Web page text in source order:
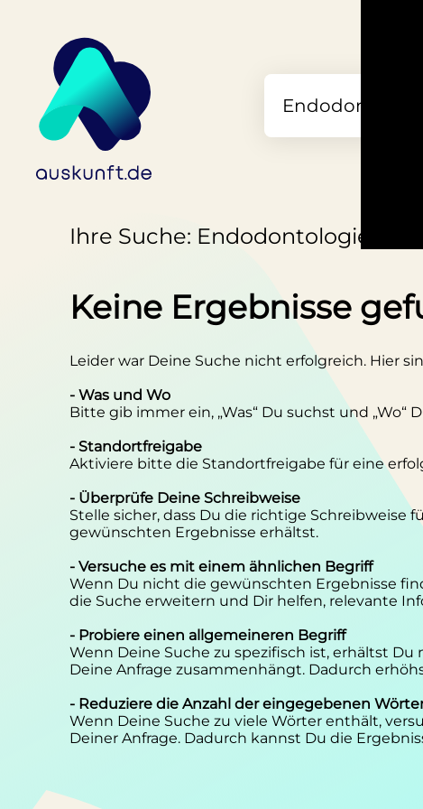
Ihre Suche: Endodontologie in
Keine Ergebnisse
Leider war Deine Suche nicht erfolgreich. Hier
- Was und Wo
Bitte gib immer ein, „Was“ Du suchst und „Wo“
- Standortfreigabe
Aktiviere bitte die Standortfreigabe für eine
- Überprüfe Deine Schreibweise
Stelle sicher, dass Du die richtige Schreibweise
gewünschten Ergebnisse erhältst.
- Versuche es mit einem ähnlichen Begriff
Wenn Du nicht die gewünschten Ergebnisse
die Suche erweitern und Dir helfen, relevante
- Probiere einen allgemeineren Begriff
Wenn Deine Suche zu spezifisch ist, erhältst
Deine Anfrage zusammenhängt. Dadurch
- Reduziere die Anzahl der eingegebenen
Wenn Deine Suche zu viele Wörter enthält,
Deiner Anfrage. Dadurch kannst Du die